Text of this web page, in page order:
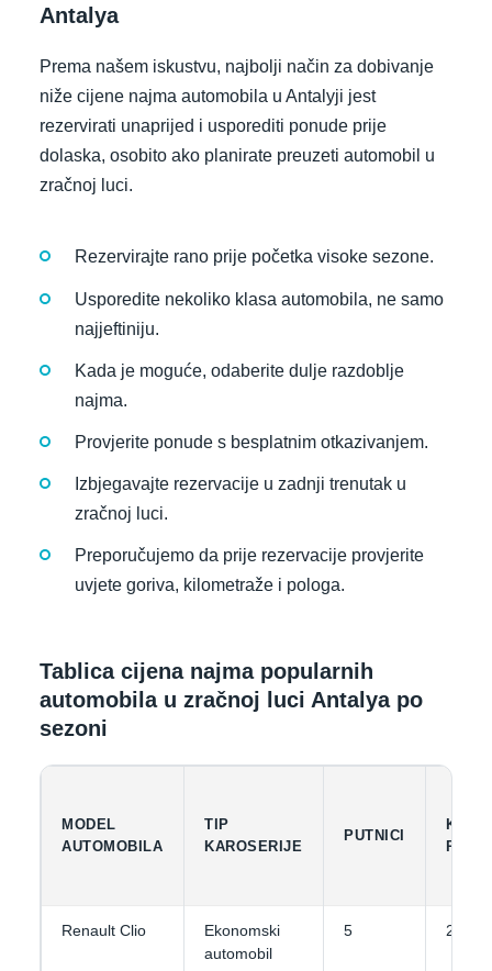
Antalya
Prema našem iskustvu, najbolji način za dobivanje
niže cijene najma automobila u Antalyji jest
rezervirati unaprijed i usporediti ponude prije
dolaska, osobito ako planirate preuzeti automobil u
zračnoj luci.
Rezervirajte rano prije početka visoke sezone.
Usporedite nekoliko klasa automobila, ne samo
najjeftiniju.
Kada je moguće, odaberite dulje razdoblje
najma.
Provjerite ponude s besplatnim otkazivanjem.
Izbjegavajte rezervacije u zadnji trenutak u
zračnoj luci.
Preporučujemo da prije rezervacije provjerite
uvjete goriva, kilometraže i pologa.
Tablica cijena najma popularnih
automobila u zračnoj luci Antalya po
sezoni
MODEL
AUTOMOBILA
TIP
KAROSERIJE
PUTNICI
Renault Clio
Ekonomski
automobil
5 2